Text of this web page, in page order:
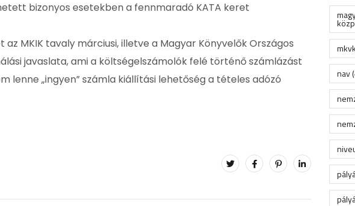
bizonyos esetekben a fennmaradó KATA keret
MKIK tavaly márciusi, illetve a Magyar Könyvelők Országos
javaslata, ami a költségelszámolók felé történő számlázást
lenne „ingyen” számla kiállítási lehetőség a tételes adózó
nav